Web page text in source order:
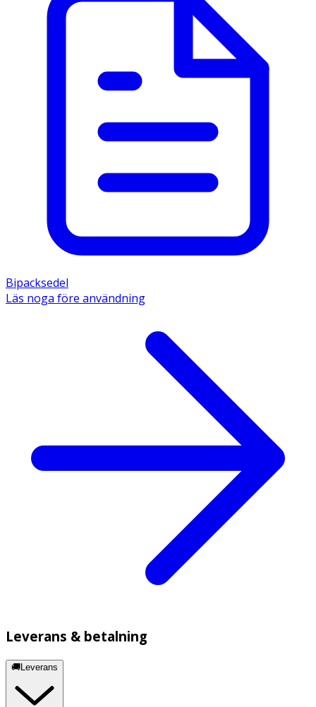
Bipacksedel
Läs noga före användning
Leverans & betalning
🚚Leverans